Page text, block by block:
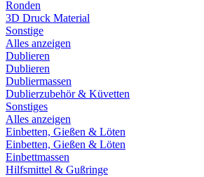
Ronden
3D Druck Material
Sonstige
Alles anzeigen
Dublieren
Dublieren
Dubliermassen
Dublierzubehör & Küvetten
Sonstiges
Alles anzeigen
Einbetten, Gießen & Löten
Einbetten, Gießen & Löten
Einbettmassen
Hilfsmittel & Gußringe